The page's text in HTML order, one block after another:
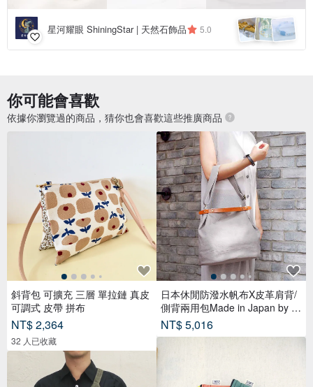
星河耀眼 ShiningStar | 天然石飾品 5.0
你可能會喜歡
依據你瀏覽過的商品，猜你也會喜歡這些推廣商品
斜背包 可擴充 三層 單拉鏈 真皮
可調式 皮帶 拼布
NT$ 2,364
32 人已收藏
日本休閒防潑水帆布X皮革肩背/
側背兩用包Made in Japan by S
UOLO
NT$ 5,016